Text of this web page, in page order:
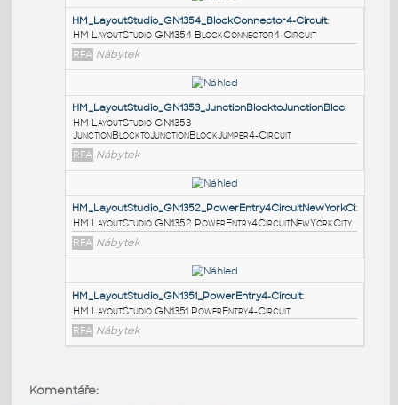
PODOBNÉ BLOKY
HM_LayoutStudio_GN1354_BlockConnector4-Circuit
HM LayoutStudio GN1354 BlockConnector4-Circuit
RFA Nábytek
HM LayoutStudio GN1353
JunctionBlocktoJunctionBlockJumper4-Circuit
RFA Nábytek
Komentáře: